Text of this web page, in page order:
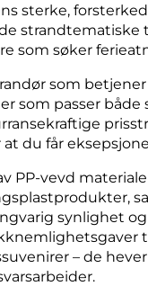
sterke,
som søker
som
som passer både
at du får
PP-vevd
synlighet
– de